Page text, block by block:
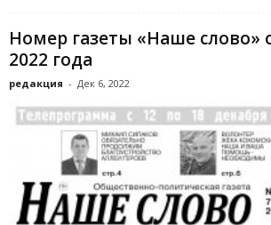
Номер газеты «Наше слово»
2022 года
редакция - Дек 6, 2022